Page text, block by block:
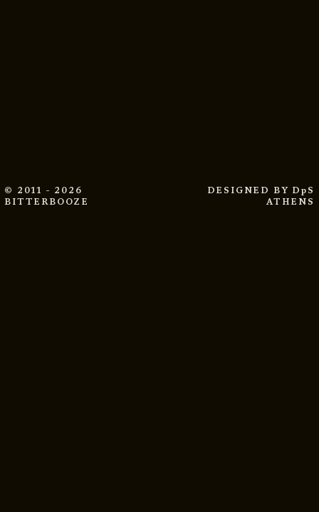
© 2011 - 2026
BITTERBOOZE
DESIGNED BY DpS
ATHENS